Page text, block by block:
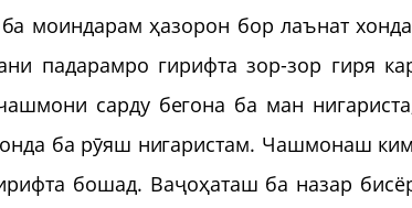
моиндарам ҳазорон бор лаънат
падарамро гирифта зор-зор гиря
сарду бегона ба ман
ба рӯяш нигаристам. Чашмонаш
бошад. Ваҷоҳаташ ба назар